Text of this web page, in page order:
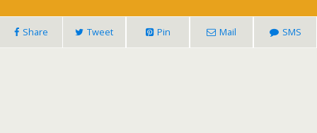
Share Tweet Pin Mail SMS